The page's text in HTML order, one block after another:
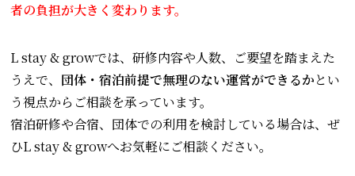
者の負担が大きく変わります。
L stay & growでは、研修内容や人数、ご要望を踏まえた
うえで、 団体・宿泊前提で無理のない運営ができるかとい
う視点からご相談を承っています。
宿泊研修や合宿、団体での利用を検討している場合は、ぜ
ひL stay & growへお気軽にご相談ください。